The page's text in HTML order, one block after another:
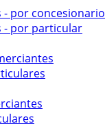
- por concesionario
- por particular